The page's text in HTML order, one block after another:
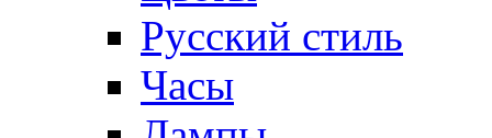
Русский стиль
Часы